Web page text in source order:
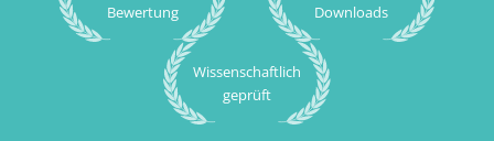
Bewertung
Downloads
Wissenschaftlich
geprüft